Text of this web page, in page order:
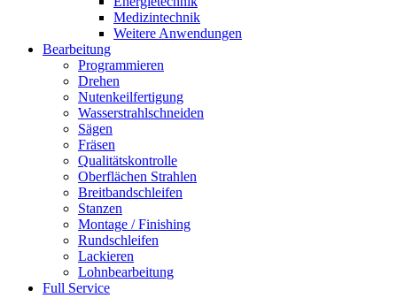
Medizintechnik
Weitere Anwendungen
Bearbeitung
Programmieren
Drehen
Nutenkeilfertigung
Wasserstrahlschneiden
Sägen
Fräsen
Qualitätskontrolle
Oberflächen Strahlen
Breitbandschleifen
Stanzen
Montage / Finishing
Rundschleifen
Lackieren
Lohnbearbeitung
Full Service